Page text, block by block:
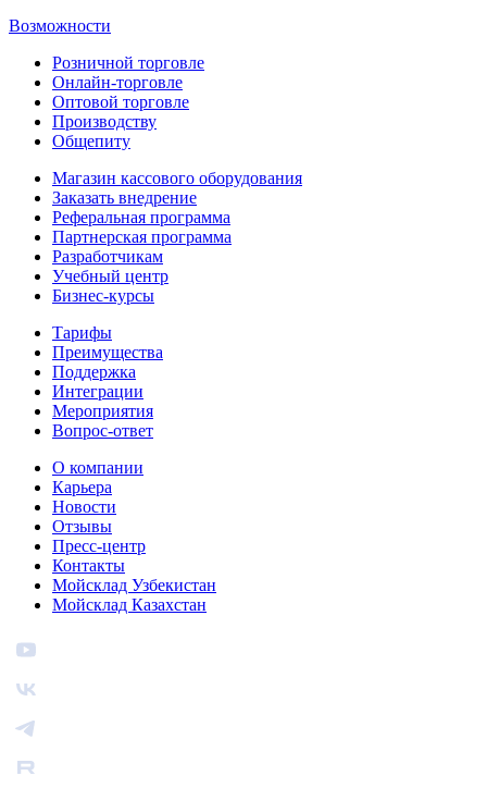
Возможности
Розничной торговле
Онлайн-торговле
Оптовой торговле
Производству
Общепиту
Магазин кассового оборудования
Заказать внедрение
Реферальная программа
Партнерская программа
Разработчикам
Учебный центр
Бизнес‑курсы
Тарифы
Преимущества
Поддержка
Интеграции
Мероприятия
Вопрос-ответ
О компании
Карьера
Новости
Отзывы
Пресс-центр
Контакты
Мойсклад Узбекистан
Мойсклад Казахстан